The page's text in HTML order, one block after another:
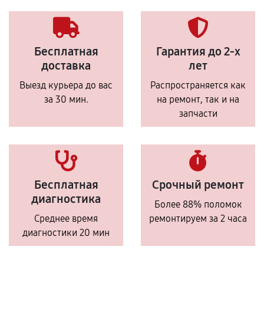
Бесплатная
доставка
Выезд курьера до вас
за 30 мин.
Гарантия до 2-х
лет
Распространяется как
на ремонт, так и на
запчасти
Бесплатная
диагностика
Среднее время
диагностики 20 мин
Срочный ремонт
Более 88% поломок
ремонтируем за 2 часа